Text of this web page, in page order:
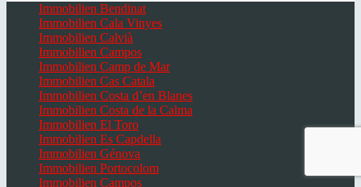
Immobilien Bendinat
Immobilien Cala Vinyes
Immobilien Calvià
Immobilien Campos
Immobilien Camp de Mar
Immobilien Cas Catala
Immobilien Costa d’en Blanes
Immobilien Costa de la Calma
Immobilien El Toro
Immobilien Es Capdella
Immobilien Génova
Immobilien Portocolom
Immobilien Campos